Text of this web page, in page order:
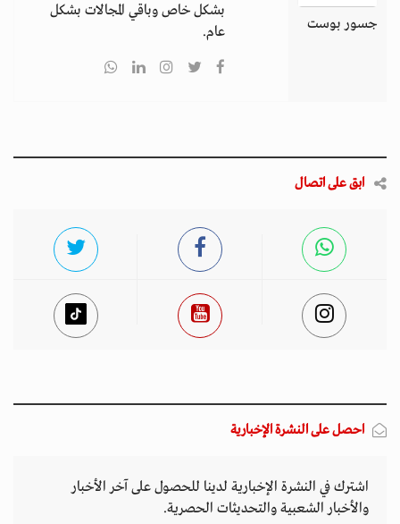
جسور بوست
بشكل خاص وباقي المجالات بشكل
عام.
ابق على اتصال
احصل على النشرة الإخبارية
اشترك في النشرة الإخبارية لدينا للحصول على آخر الأخبار
والأخبار الشعبية والتحديثات الحصرية.